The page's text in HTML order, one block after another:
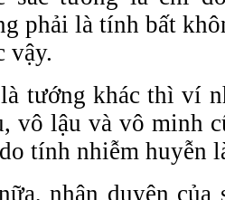
phải là tính bất
vậy.
tướng khác thì ví
vô lậu và vô minh
tính nhiễm huyễn
nhân duyên